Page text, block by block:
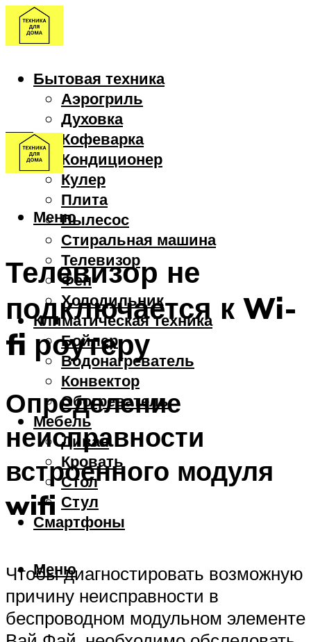
Бытовая техника
Аэрогриль
Духовка
Кофеварка
Кондиционер
Кулер
Плита
Пылесос
Стиральная машина
Телевизор
Фен
Холодильник
Климатическая техника
Бойлер
Водонагреватель
Конвектор
Обогреватель
Мебель
Диван
Кровать
Стол
Стул
Смартфоны
Меню
Меню
Телевизор не
подключается к Wi-
fi роутеру
Определение
неисправности
встроенного модуля
wifi
Чтобы диагностировать возможную
причину неисправности в
беспроводном модульном элементе